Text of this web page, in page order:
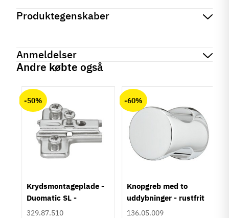
Produktegenskaber
På lager13 Varer
Produktinformation
Materiale
Kunststof
Stål
Montering
Hård hjulflade
70 til 134 kg
Anmeldelser
Der er ingen kundeanmeldelser endnu.
Andre købte også
-50%
Krydsmontageplade -
Duomatic SL -
Euroskruer
329.87.510
-60%
Knopgreb med to
uddybninger - rustfrit
stål
136.05.009